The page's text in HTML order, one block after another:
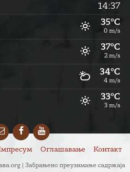
14:37
35°C
0 m/s
37°C
2 m/s
34°C
4 m/s
33°C
3 m/s
EmailFacebookYouTube
Оглашавање Контакт
| Забрањено преузимање садржаја